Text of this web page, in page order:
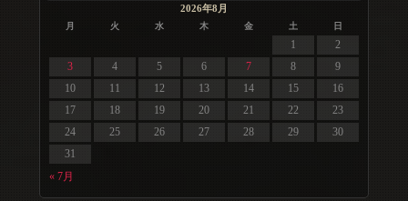
2026年8月
月 火 水 木 金 土 日
« 7月
1
2
3
4 5 6 7 8
9
10
11 12 13 14 15
16
17
18 19 20 21 22
23
24
25 26 27 28 29
30
31